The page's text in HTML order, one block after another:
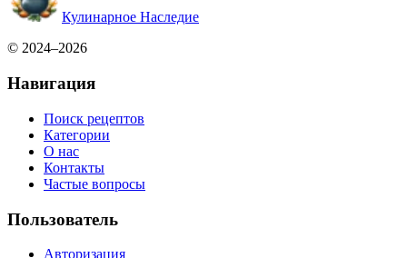
Кулинарное Наследие
© 2024–2026
Навигация
Поиск рецептов
Категории
О нас
Контакты
Частые вопросы
Пользователь
Авторизация